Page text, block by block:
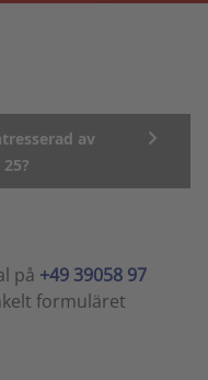
av
på +49 39058 97
formuläret